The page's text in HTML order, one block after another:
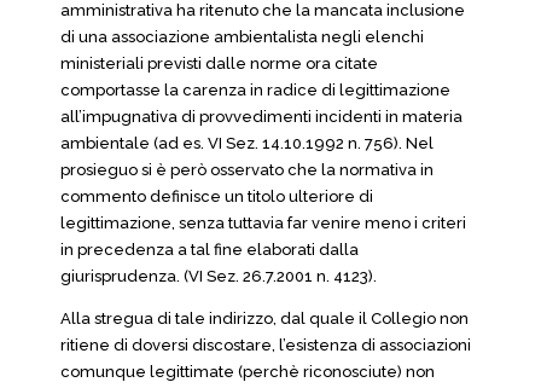
amministrativa ha ritenuto che la mancata inclusione
di una associazione ambientalista negli elenchi
ministeriali previsti dalle norme ora citate
comportasse la carenza in radice di legittimazione
all’impugnativa di provvedimenti incidenti in materia
ambientale (ad es. VI Sez. 14.10.1992 n. 756). Nel
prosieguo si è però osservato che la normativa in
commento definisce un titolo ulteriore di
legittimazione, senza tuttavia far venire meno i criteri
in precedenza a tal fine elaborati dalla
giurisprudenza. (VI Sez. 26.7.2001 n. 4123).
Alla stregua di tale indirizzo, dal quale il Collegio non
ritiene di doversi discostare, l’esistenza di associazioni
comunque legittimate (perchè riconosciute) non